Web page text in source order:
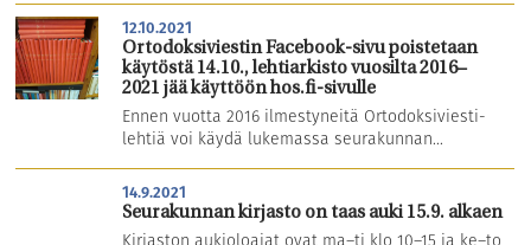
12.10.2021
Ortodoksiviestin Facebook-sivu poistetaan
käytöstä 14.10., lehtiarkisto vuosilta 2016–
2021 jää käyttöön hos.fi-sivulle
Ennen vuotta 2016 ilmestyneitä Ortodoksiviesti-
lehtiä voi käydä lukemassa seurakunnan...
14.9.2021
Seurakunnan kirjasto on taas auki 15.9. alkaen
Kirjaston aukioloajat ovat ma–ti klo 10–15 ja ke–to